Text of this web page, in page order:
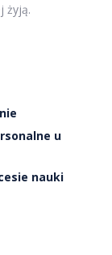
żyją.
u
nauki